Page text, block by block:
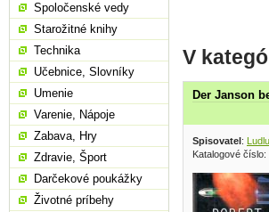
V
Der Janson
Spisovatel:
Katalogové číslo:
Spoločenské vedy
Starožitné knihy
Technika
Učebnice, Slovníky
Umenie
Varenie, Nápoje
Zabava, Hry
Zdravie, Šport
Darčekové poukážky
Životné príbehy